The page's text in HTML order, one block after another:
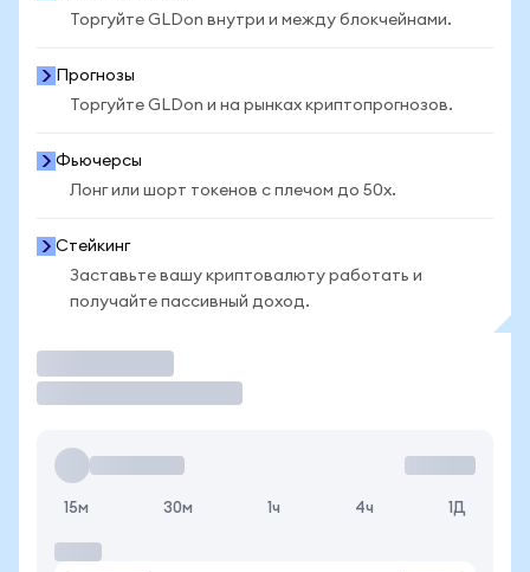
Торгуйте GLDon внутри и между блокчейнами.
Прогнозы
Торгуйте GLDon и на рынках криптопрогнозов.
Фьючерсы
Лонг или шорт токенов с плечом до 50x.
Стейкинг
Заставьте вашу криптовалюту работать и
получайте пассивный доход.
15м 30м 1ч 4ч 1Д